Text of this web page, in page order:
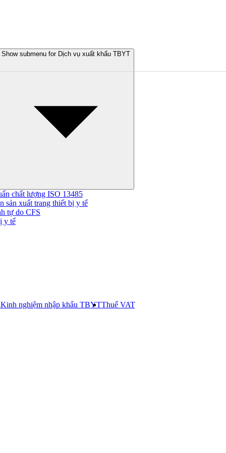
Show submenu for Dịch vụ xuất khẩu TBYT
chất lượng ISO 13485
sản xuất trang thiết bị y tế
tự do CFS
y tế
Kinh nghiệm nhập khẩu TBYTThuế VAT